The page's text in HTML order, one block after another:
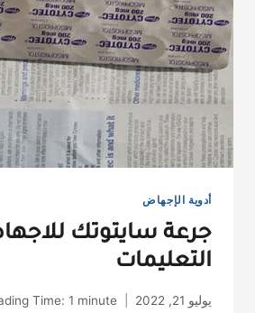
أدوية الإجهاض
جرعة سايتوتك
التعليمات
يوليو 21, 2022 Time: 1 minute